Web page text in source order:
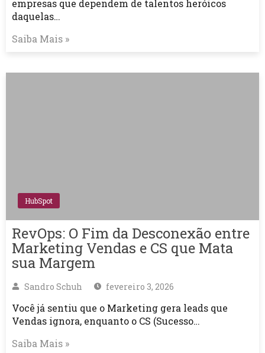
empresas que dependem de talentos heróicos
daquelas…
Saiba Mais »
HubSpot
RevOps: O Fim da Desconexão entre
Marketing Vendas e CS que Mata
sua Margem
Sandro Schuh fevereiro 3, 2026
Você já sentiu que o Marketing gera leads que
Vendas ignora, enquanto o CS (Sucesso…
Saiba Mais »